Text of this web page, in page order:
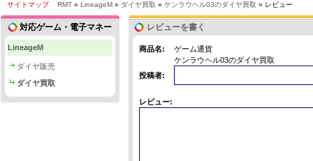
サイトマップ RMT » LineageM » ダイヤ買取 » ケンラウヘル03のダイヤ買取 » レビュー
対応ゲーム・電子マネー
LineageM
ダイヤ販売
ダイヤ買取
レビューを書く
商品名:
ゲーム通貨
ケンラウヘル03のダイヤ買取
投稿者:
レビュー: